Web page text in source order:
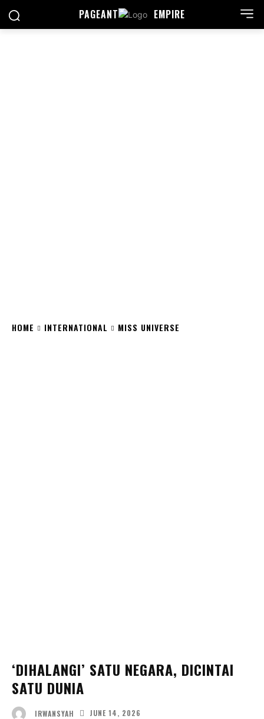
PAGEANT EMPIRE
HOME INTERNATIONAL MISS UNIVERSE
‘DIHALANGI’ SATU NEGARA, DICINTAI
SATU DUNIA
IRWANSYAH JUNE 14, 2026